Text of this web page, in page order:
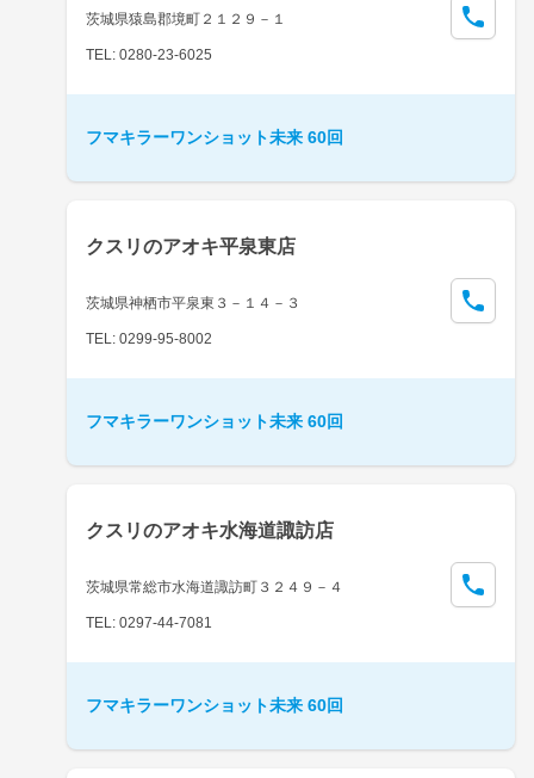
茨城県猿島郡境町２１２９－１
TEL: 0280-23-6025
フマキラーワンショット未来 60回
クスリのアオキ平泉東店
茨城県神栖市平泉東３－１４－３
TEL: 0299-95-8002
フマキラーワンショット未来 60回
クスリのアオキ水海道諏訪店
茨城県常総市水海道諏訪町３２４９－４
TEL: 0297-44-7081
フマキラーワンショット未来 60回